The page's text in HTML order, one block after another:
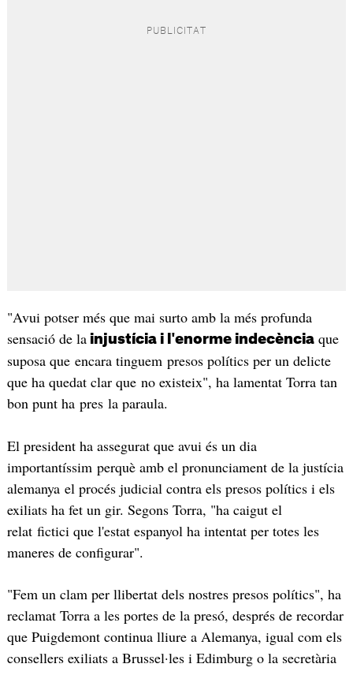
"Avui potser més que mai surto amb la més profunda
sensació de lainjustícia i l'enorme indecènciaque
suposa que encara tinguem presos polítics per un delicte
que ha quedat clar que no existeix", ha lamentat Torra tan
bon punt ha pres la paraula.
El president ha assegurat que avui és un dia
importantíssim perquè amb el pronunciament de la justícia
alemanya el procés judicial contra els presos polítics i els
exiliats ha fet un gir. Segons Torra, "ha caigut el
relat fictici que l'estat espanyol ha intentat per totes les
maneres de configurar".
"Fem un clam per llibertat dels nostres presos polítics", ha
reclamat Torra a les portes de la presó, després de recordar
que Puigdemont continua lliure a Alemanya, igual com els
consellers exiliats a Brussel·les i Edimburg o la secretària